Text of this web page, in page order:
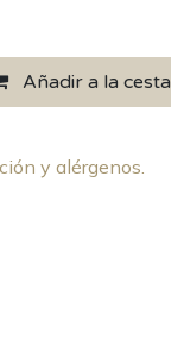
Añadir a la cesta
y alérgenos.